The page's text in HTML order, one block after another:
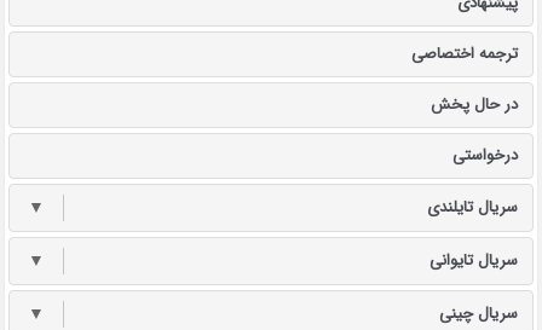
ترجمه اختصاصی
در حال پخش
درخواستی
سریال تایلندی ▼
سریال تایوانی ▼
سریال چینی ▼